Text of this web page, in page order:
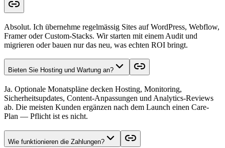
Absolut. Ich übernehme regelmässig Sites auf WordPress, Webflow,
Framer oder Custom-Stacks. Wir starten mit einem Audit und
migrieren oder bauen nur das neu, was echten ROI bringt.
Bieten Sie Hosting und Wartung an?
Ja. Optionale Monatspläne decken Hosting, Monitoring,
Sicherheitsupdates, Content-Anpassungen und Analytics-Reviews
ab. Die meisten Kunden ergänzen nach dem Launch einen Care-
Plan — Pflicht ist es nicht.
Wie funktionieren die Zahlungen?